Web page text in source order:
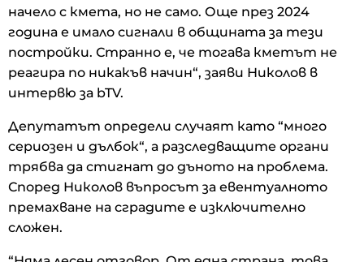
начело с кмета, но не само. Още през 2024
година е имало сигнали в общината за тези
постройки. Странно е, че тогава кметът не
реагира по никакъв начин“, заяви Николов в
интервю за bTV.
Депутатът определи случаят като “много
сериозен и дълбок“, а разследващите органи
трябва да стигнат до дъното на проблема.
Според Николов въпросът за евентуалното
премахване на сградите е изключително
сложен.